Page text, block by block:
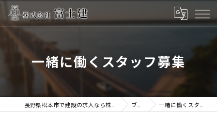
一緒に働くスタッフ募集
ブログ 一緒に働くスタッフ募集